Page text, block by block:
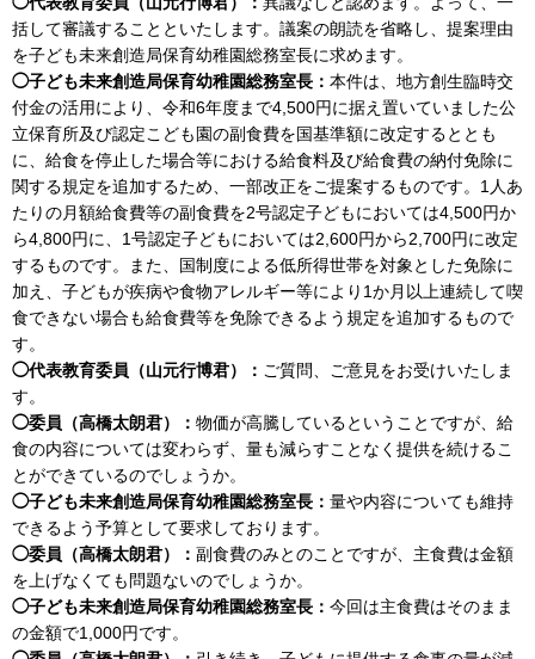
括して審議することといたします。議案の朗読を省略し、提案理由
を子ども未来創造局保育幼稚園総務室長に求めます。
◯子ども未来創造局保育幼稚園総務室長： 本件は、地方創生臨時交
付金の活用により、令和6年度まで4,500円に据え置いていました公
立保育所及び認定こども園の副食費を国基準額に改定するととも
に、給食を停止した場合等における給食料及び給食費の納付免除に
関する規定を追加するため、一部改正をご提案するものです。1人あ
たりの月額給食費等の副食費を2号認定子どもにおいては4,500円か
ら4,800円に、1号認定子どもにおいては2,600円から2,700円に改定
するものです。また、国制度による低所得世帯を対象とした免除に
加え、子どもが疾病や食物アレルギー等により1か月以上連続して喫
食できない場合も給食費等を免除できるよう規定を追加するもので
す。
◯代表教育委員（山元行博君）： ご質問、ご意見をお受けいたしま
す。
◯委員（高橋太朗君）： 物価が高騰しているということですが、給
食の内容については変わらず、量も減らすことなく提供を続けるこ
とができているのでしょうか。
◯子ども未来創造局保育幼稚園総務室長： 量や内容についても維持
できるよう予算として要求しております。
◯委員（高橋太朗君）： 副食費のみとのことですが、主食費は金額
を上げなくても問題ないのでしょうか。
◯子ども未来創造局保育幼稚園総務室長： 今回は主食費はそのまま
の金額で1,000円です。